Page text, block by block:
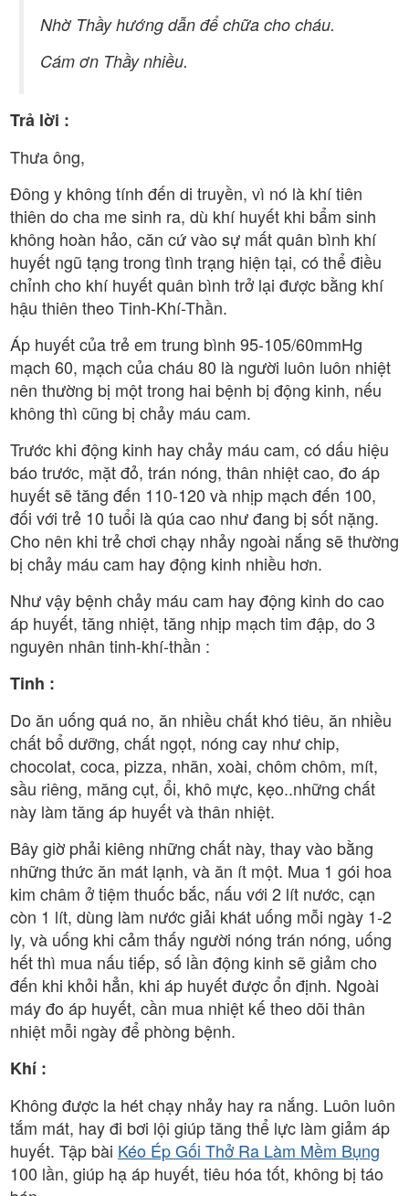
Nhờ Thầy hướng dẫn để chữa cho cháu.
Cám ơn Thầy nhiều.
Trả lời :
Thưa ông,
Đông y không tính đến di truyền, vì nó là khí tiên
thiên do cha me sinh ra, dù khí huyết khi bẩm sinh
không hoàn hảo, căn cứ vào sự mất quân bình khí
huyết ngũ tạng trong tình trạng hiện tại, có thể điều
chỉnh cho khí huyết quân bình trở lại được bằng khí
hậu thiên theo Tinh-Khí-Thần.
Áp huyết của trẻ em trung bình 95-105/60mmHg
mạch 60, mạch của cháu 80 là người luôn luôn nhiệt
nên thường bị một trong hai bệnh bị động kinh, nếu
không thì cũng bị chảy máu cam.
Trước khi động kinh hay chảy máu cam, có dấu hiệu
báo trước, mặt đỏ, trán nóng, thân nhiệt cao, đo áp
huyết sẽ tăng đến 110-120 và nhịp mạch đến 100,
đối với trẻ 10 tuổi là qúa cao như đang bị sốt nặng.
Cho nên khi trẻ chơi chạy nhảy ngoài nắng sẽ thường
bị chảy máu cam hay động kinh nhiều hơn.
Như vậy bệnh chảy máu cam hay động kinh do cao
áp huyết, tăng nhiệt, tăng nhịp mạch tim đập, do 3
nguyên nhân tinh-khí-thần :
Tinh :
Do ăn uống quá no, ăn nhiều chất khó tiêu, ăn nhiều
chất bổ dưỡng, chất ngọt, nóng cay như chip,
chocolat, coca, pizza, nhãn, xoài, chôm chôm, mít,
sầu riêng, măng cụt, ổi, khô mực, kẹo..những chất
này làm tăng áp huyết và thân nhiệt.
Bây giờ phải kiêng những chất này, thay vào bằng
những thức ăn mát lạnh, và ăn ít một. Mua 1 gói hoa
kim châm ở tiệm thuốc bắc, nấu với 2 lít nước, cạn
còn 1 lít, dùng làm nước giải khát uống mỗi ngày 1-2
ly, và uống khi cảm thấy người nóng trán nóng, uống
hết thì mua nấu tiếp, số lần động kinh sẽ giảm cho
đến khi khỏi hẳn, khi áp huyết được ổn định. Ngoài
máy đo áp huyết, cần mua nhiệt kế theo dõi thân
nhiệt mỗi ngày để phòng bệnh.
Khí :
Không được la hét chạy nhảy hay ra nắng. Luôn luôn
tắm mát, hay đi bơi lội giúp tăng thể lực làm giảm áp
huyết. Tập bài Kéo Ép Gối Thở Ra Làm Mềm Bụng
100 lần, giúp hạ áp huyết, tiêu hóa tốt, không bị táo